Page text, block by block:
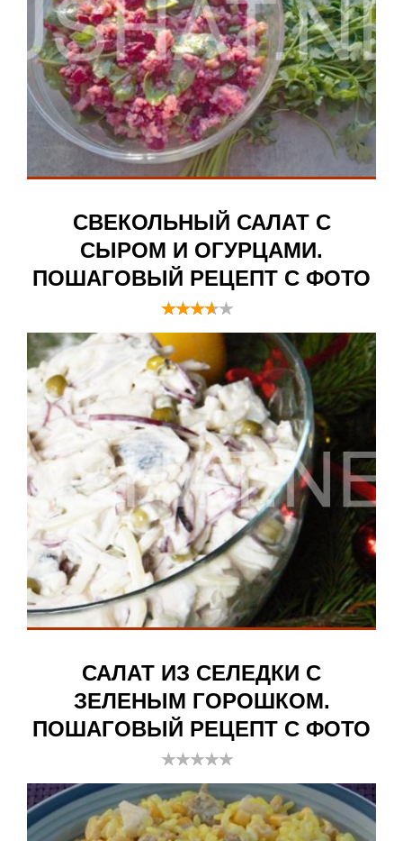
СВЕКОЛЬНЫЙ САЛАТ С
СЫРОМ И ОГУРЦАМИ.
ПОШАГОВЫЙ РЕЦЕПТ С ФОТО
САЛАТ ИЗ СЕЛЕДКИ С
ЗЕЛЕНЫМ ГОРОШКОМ.
ПОШАГОВЫЙ РЕЦЕПТ С ФОТО